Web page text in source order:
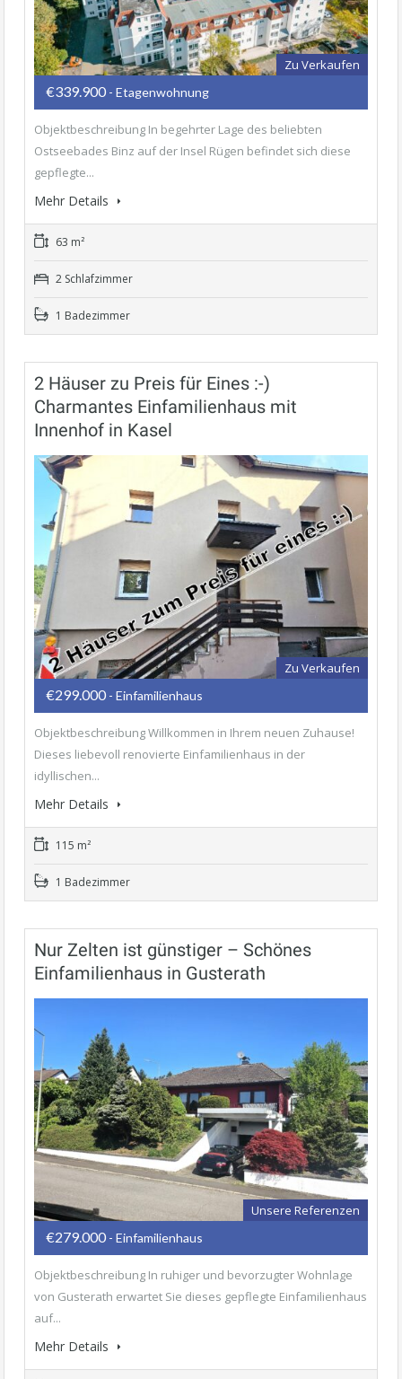
Zu Verkaufen
€339.900 - Etagenwohnung
Objektbeschreibung In begehrter Lage des beliebten
Ostseebades Binz auf der Insel Rügen befindet sich diese
gepflegte...
Mehr Details
63 m²
2 Schlafzimmer
1 Badezimmer
2 Häuser zu Preis für Eines :-)
Charmantes Einfamilienhaus mit
Innenhof in Kasel
Zu Verkaufen
€299.000 - Einfamilienhaus
Objektbeschreibung Willkommen in Ihrem neuen Zuhause!
Dieses liebevoll renovierte Einfamilienhaus in der
idyllischen...
Mehr Details
115 m²
1 Badezimmer
Nur Zelten ist günstiger – Schönes
Einfamilienhaus in Gusterath
Unsere Referenzen
€279.000 - Einfamilienhaus
Objektbeschreibung In ruhiger und bevorzugter Wohnlage
von Gusterath erwartet Sie dieses gepflegte Einfamilienhaus
auf...
Mehr Details